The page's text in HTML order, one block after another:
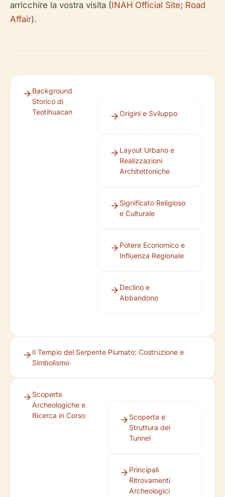
arricchire la vostra visita (INAH Official Site; Road
Affair).
Background
Storico di
Teotihuacan
Origini e Sviluppo
Layout Urbano e
Realizzazioni
Architettoniche
Significato Religioso
e Culturale
Potere Economico e
Influenza Regionale
Declino e
Abbandono
Il Tempio del Serpente Piumato: Costruzione e
Simbolismo
Scoperte
Archeologiche e
Ricerca in Corso
Scoperta e
Struttura del
Tunnel
Principali
Ritrovamenti
Archeologici